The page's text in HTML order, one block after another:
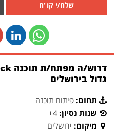
שלח/י קו"ח
גדול בירושלים
תחום: פיתוח תוכנה
שנות נסיון: 4+
מיקום: ירושלים